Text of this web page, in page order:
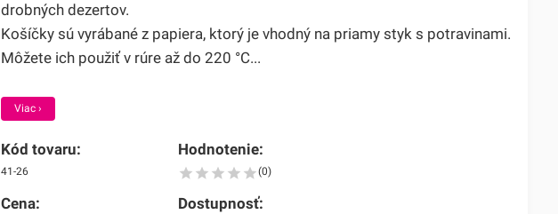
drobných dezertov.
Košíčky sú vyrábané z papiera, ktorý je vhodný na priamy styk s potravinami.
Môžete ich použiť v rúre až do 220 °C...
Viac ›
Kód tovaru:
41-26
Hodnotenie:
(0)
Cena: Dostupnosť: